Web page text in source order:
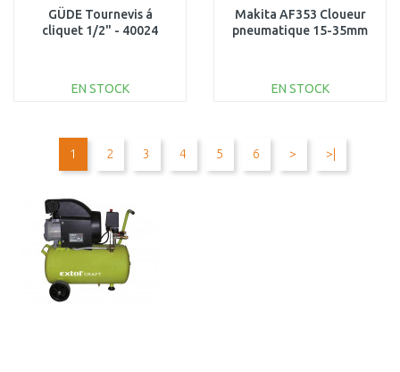
GÜDE Tournevis á
cliquet 1/2" - 40024
EN STOCK
Au comparatif
Makita AF353 Cloueur
pneumatique 15-35mm
EN STOCK
Au comparatif
1 2 3 4 5 6 > >|